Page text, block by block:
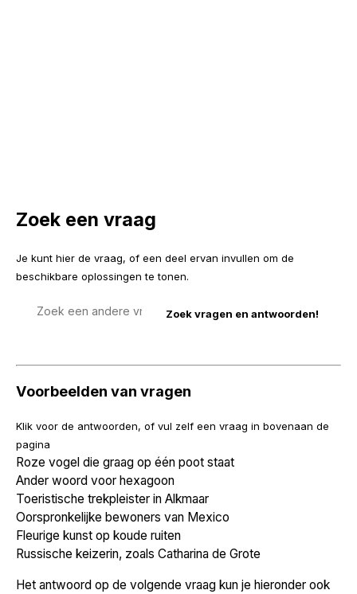
Zoek een vraag
Je kunt hier de vraag, of een deel ervan invullen om de
beschikbare oplossingen te tonen.
Voorbeelden van vragen
Klik voor de antwoorden, of vul zelf een vraag in bovenaan de
pagina
Roze vogel die graag op één poot staat
Ander woord voor hexagoon
Toeristische trekpleister in Alkmaar
Oorspronkelijke bewoners van Mexico
Fleurige kunst op koude ruiten
Russische keizerin, zoals Catharina de Grote
Het antwoord op de volgende vraag kun je hieronder ook